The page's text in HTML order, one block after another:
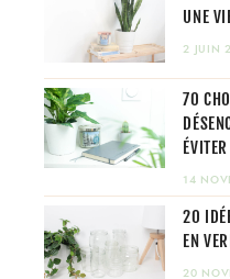
UNE
2 JUIN
70
14
20
EN
20